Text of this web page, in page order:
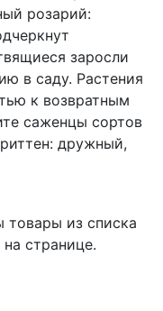
розарий:
заросли
в саду. Растения
к возвратным
саженцы сортов
дружный,
товары из списка
странице.